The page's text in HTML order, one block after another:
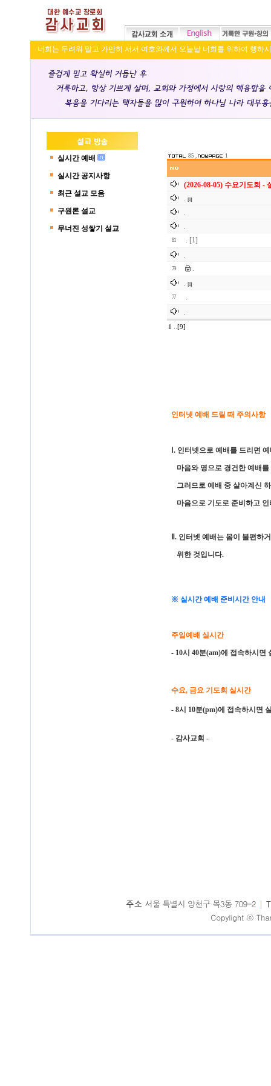
너희는 두려워 말고 가만히 서서 여호와께서 오늘날 너희를 위하여 행하
실시간 예배
실시간 공지사항
최근 설교 모음
구원론 설교
무너진 성쌓기 설교
85 , 1
(2026-08-05) 수요기도회 -
. [1]
.
.
81 . [1]
.
79
.
. [1]
77
.
.
1 [9]
인터넷 예배 드릴 때 주의사항
Ⅰ. 인터넷으로 예배를 드리면
마음와 영으로 경건한 예배
그러므로 예배 중 살아계신
마음으로 기도로 준비하고
Ⅱ. 인터넷 예배는 몸이 불편하
위한 것입니다.
※ 실시간 예배 준비시간 안내
주일예배 실시간
- 10시 40분(am)에 접속하시면
수요, 금요 기도회 실시간
- 8시 10분(pm)에 접속하시면
- 감사교회 -